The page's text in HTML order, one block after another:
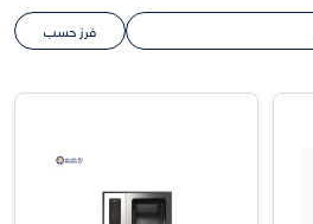
فرز حسب